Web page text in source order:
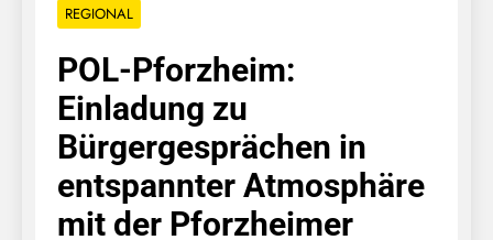
REGIONAL
POL-Pforzheim:
Einladung zu
Bürgergesprächen in
entspannter Atmosphäre
mit der Pforzheimer